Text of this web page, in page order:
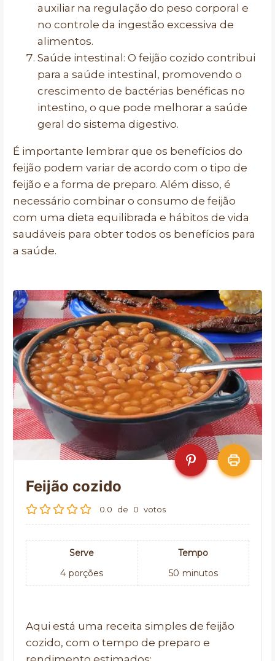
auxiliar na regulação do peso corporal e
no controle da ingestão excessiva de
alimentos.
Saúde intestinal: O feijão cozido contribui
para a saúde intestinal, promovendo o
crescimento de bactérias benéficas no
intestino, o que pode melhorar a saúde
geral do sistema digestivo.
É importante lembrar que os benefícios do
feijão podem variar de acordo com o tipo de
feijão e a forma de preparo. Além disso, é
necessário combinar o consumo de feijão
com uma dieta equilibrada e hábitos de vida
saudáveis para obter todos os benefícios para
a saúde.
Feijão cozido
0.0 de 0 votos
Serve
4 porções
Tempo
50 minutos
Aqui está uma receita simples de feijão
cozido, com o tempo de preparo e